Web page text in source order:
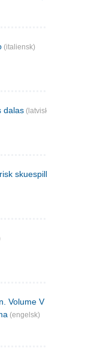
(italiensk)
dalas (latvisk)
skuespill (1873)
Volume V : Emperor
(engelsk)